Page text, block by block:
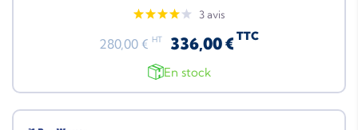
3 avis
280,00 € HT 336,00 € TTC
En stock